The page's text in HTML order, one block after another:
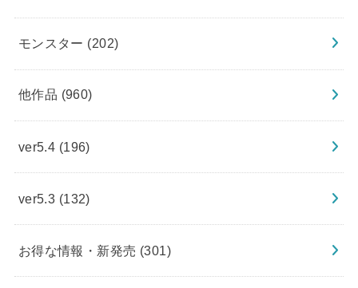
モンスター (202)
他作品 (960)
ver5.4 (196)
ver5.3 (132)
お得な情報・新発売 (301)